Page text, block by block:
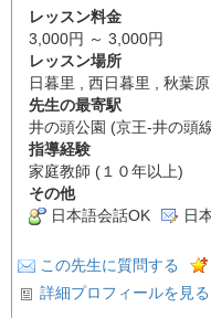
レッスン料金
3,000円 ～ 3,000円
レッスン場所
日暮里 , 西日暮里 , 秋葉
先生の最寄駅
井の頭公園 (京王-井の頭
指導経験
家庭教師 (１０年以上)
その他
日本語会話OK
日
この先生に質問する
詳細プロフィールを見る